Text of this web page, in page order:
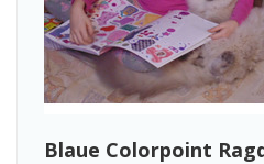
Blaue Colorpoint